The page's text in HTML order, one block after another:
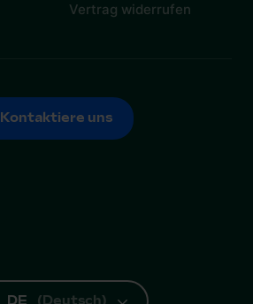
Vertrag widerrufen
Kontaktiere uns
Kontaktiere uns